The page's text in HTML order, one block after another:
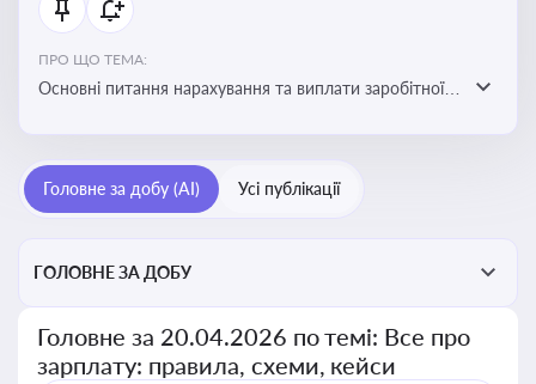
ПРО ЩО ТЕМА:
Основні питання нарахування та виплати заробітної
інформації про можливі схеми зловживань
Головне за добу (AI) Усі публікації
ГОЛОВНЕ ЗА ДОБУ
Головне за 20.04.2026 по темі: Все про
зарплату: правила, схеми, кейси